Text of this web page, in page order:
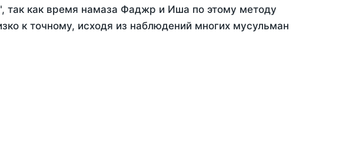
так как время намаза Фаджр и Иша по этому методу
к точному, исходя из наблюдений многих мусульман